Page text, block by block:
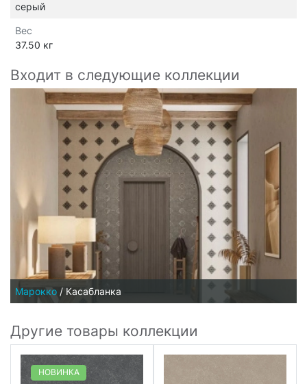
серый
Вес
37.50 кг
Входит в следующие коллекции
Марокко / Касабланка
Другие товары коллекции
НОВИНКА